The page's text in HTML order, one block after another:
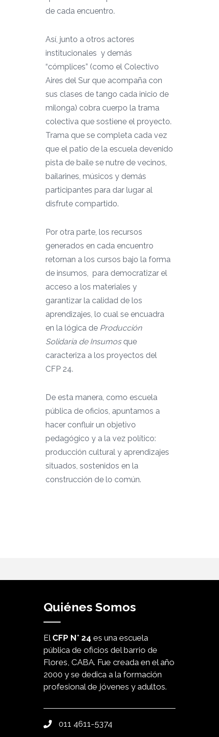
de cada encuentro.
Así, junto a otros actores
institucionales y demás
“cómplices” (como el Colectivo
Aires del Sur que acompaña con
sus clases de tango cada inicio de
milonga) cobra cuerpo la trama
colectiva que sostiene el proyecto.
Trama que se completa cada vez
que el patio de la escuela devenido
pista de baile se nutre de vecinos,
bailarines, músicos y demás
participantes para dar lugar al
disfrute compartido.
Por otra parte, los recursos
generados en cada encuentro
retornan a los cursos bajo la forma
de insumos, para democratizar el
acceso a los materiales y
garantizar la calidad de los
aprendizajes, lo cual se encuadra
en la lógica de Producción
Solidaria de Insumosque
caracteriza a los proyectos del
CFP 24.
De esta manera, como escuela
pública de oficios, apuntamos a
hacer confluir un objetivo
pedagógico y a la vez político:
producción cultural y aprendizajes
situados, sostenidos en la
construcción de lo común.
Quiénes Somos
El CFP N° 24 es una escuela
pública de oficios del barrio de
Flores, CABA. Fue creada en el año
2000 y se dedica a la formación
profesional de jóvenes y adultos.
011 4611-5374